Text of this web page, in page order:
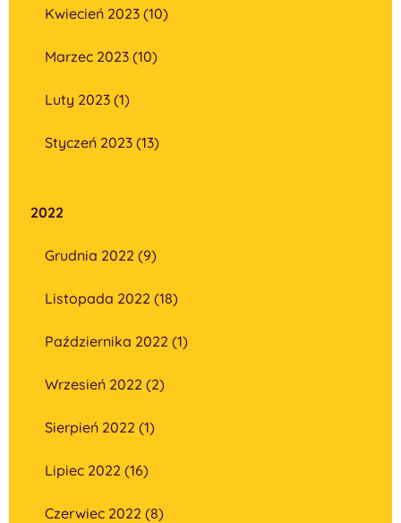
Kwiecień 2023 (10)
Marzec 2023 (10)
Luty 2023 (1)
Styczeń 2023 (13)
2022
Grudnia 2022 (9)
Listopada 2022 (18)
Października 2022 (1)
Wrzesień 2022 (2)
Sierpień 2022 (1)
Lipiec 2022 (16)
Czerwiec 2022 (8)